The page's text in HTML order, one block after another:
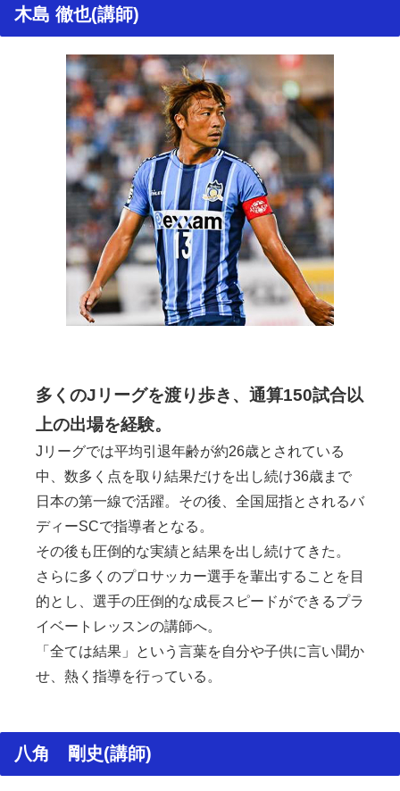
木島 徹也(講師)
多くのJリーグを渡り歩き、通算150試合以
上の出場を経験。
Jリーグでは平均引退年齢が約26歳とされている
中、数多く点を取り結果だけを出し続け36歳まで
日本の第一線で活躍。その後、全国屈指とされるバ
ディーSCで指導者となる。
その後も圧倒的な実績と結果を出し続けてきた。
さらに多くのプロサッカー選手を輩出することを目
的とし、選手の圧倒的な成長スピードができるプラ
イベートレッスンの講師へ。
「全ては結果」という言葉を自分や子供に言い聞か
せ、熱く指導を行っている。
八角 剛史(講師)